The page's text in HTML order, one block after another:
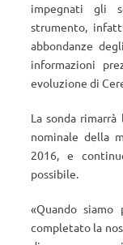
impegnati gli
strumento,
abbondanze
informazioni
evoluzione di
La sonda
nominale della
2016, e
possibile.
«Quando
completato la